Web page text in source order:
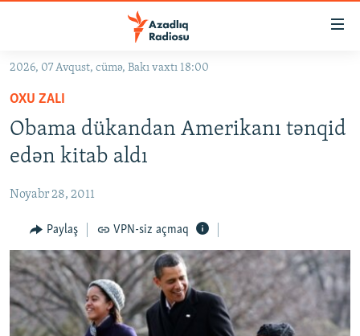
Əsas
qayıt
Əsas
naviqasiyaya
qayıt
Axtarışa
#İZAHLA
KORRUPSIOMETR
FƏRQƏ BAX
QANUNI DOĞRU
ARAŞDIRMA
MULTIMEDIA
VIDEO
RADIO ARXIV
2026, 07 Avqust, cümə, Bakı vaxtı 18:00
OXU ZALI
Obama dükandan Amerikanı tənqid
edən kitab aldı
Noyabr 28, 2011
Paylaş VPN-siz açmaq